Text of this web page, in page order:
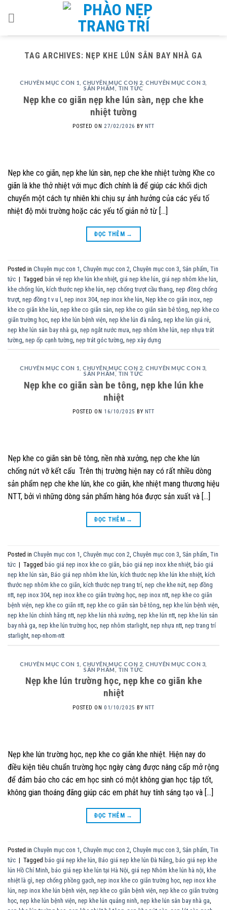
TAG ARCHIVES: NẸP KHE LÚN SÂN BAY NHÀ GA
CHUYÊN MỤC CON 1 ,CHUYÊN MỤC CON 2 ,CHUYÊN MỤC CON 3
SẢN PHẨM , TIN TỨC
Nẹp khe co giãn nẹp khe lún sàn, nẹp che khe
nhiệt tường
POSTED ON 27/02/2026 BY NTT
Nẹp khe co giãn, nẹp khe lún sàn, nẹp che khe nhiệt tường Khe co
giãn là khe thở nhiệt với mục đích chính là để giúp các khối dịch
chuyển một cách tự nhiên khi chịu sự ảnh hưởng của các yếu tố
nhiệt độ môi trường hoặc các yếu tố giản nở từ […]
ĐỌC THÊM →
Posted in Chuyên mục con 1 Chuyên mục con 2 Chuyên mục con 3 Sản phẩm Tin
tức | Tagged bản vẽ nẹp khe lún khe nhiệt giá nẹp khe lún giá nẹp nhôm khe lún
khe chống lún kích thước nẹp khe lún nẹp chống trượt cầu thang nẹp đồng chống
trượt nẹp đồng t v u l nẹp inox 304 nẹp inox khe lún Nẹp khe co giãn inox nẹp
khe co giãn khe lún nẹp khe co giãn sàn nẹp khe co giãn sàn bê tông nẹp khe co
giãn trường học nẹp khe lún bệnh viện nẹp khe lún đà nẵng nẹp khe lún giá rẻ
nẹp khe lún sân bay nhà ga nẹp ngắt nước mưa nẹp nhôm khe lún nẹp nhựa trát
tường nẹp ốp cạnh tường nẹp trát góc tường nẹp xây dựng
CHUYÊN MỤC CON 1 ,CHUYÊN MỤC CON 2 ,CHUYÊN MỤC CON 3
SẢN PHẨM
TIN TỨC
Nẹp khe co giãn sàn be tông, nẹp khe lún khe
nhiệt
POSTED ON 16/10/2025 BY NTT
Nẹp khe co giãn sàn bê tông, nền nhà xưởng, nẹp che khe lún
chống nứt vỡ kết cấu Trên thị trường hiện nay có rất nhiều dòng
sản phẩm nẹp che khe lún, khe co giãn, khe nhiệt mang thương hiệu
NTT, bởi vì những dòng sản phẩm hàng hóa được sản xuất và […]
ĐỌC THÊM →
Posted in Chuyên mục con 1 Chuyên mục con 2 Chuyên mục con 3 Sản phẩm Tin
tức | Tagged báo giá nẹp inox khe co giãn báo giá nẹp inox khe nhiệt báo giá
nẹp khe lún sàn Báo giá nẹp nhôm khe lún kích thước nẹp khe lún khe nhiệt kích
thước nẹp nhôm khe co giãn kích thước nẹp trang trí nẹp che khe nứt nẹp đồng
ntt nẹp inox 304 nẹp inox khe co giãn trường học nẹp inox ntt nẹp khe co giãn
bệnh viện nẹp khe co giãn ntt nẹp khe co giãn sàn bê tông nẹp khe lún bệnh viện
nẹp khe lún chính hãng ntt nẹp khe lún nhà xưởng nẹp khe lún ntt nẹp khe lún sân
bay nhà ga nẹp khe lún trường học nẹp nhôm starlight nẹp nhựa ntt nẹp trang trí
starlight nep-nhom-ntt
CHUYÊN MỤC CON 1 ,CHUYÊN MỤC CON 2 ,CHUYÊN MỤC CON 3
SẢN PHẨM , TIN TỨC
Nẹp khe lún trường học, nẹp khe co giãn khe
nhiệt
POSTED ON 01/10/2025 BY NTT
Nẹp khe lún trường học, nẹp khe co giãn khe nhiệt. Hiện nay do
điều kiện tiêu chuẩn trường học ngày càng được nâng cấp mở rộng
để đảm bảo cho các em học sinh có một không gian học tập tốt,
không gian thoáng đãng giúp các em phát huy tính sáng tạo và […]
ĐỌC THÊM →
Posted in Chuyên mục con 1, Chuyên mục con 2, Chuyên mục con 3, Sản phẩm, Tin
tức | Tagged báo giá nẹp khe lún, Báo giá nẹp khe lún Đà Nẵng, báo giá nẹp khe
lún Hồ Chí Minh, báo giá nẹp khe lún tại Hà Nội, giá nẹp Nhôm khe lún hà nội, khe
nhiệt là gì, nẹp chống phồng gạch, nẹp inox khe co giãn trường học, nẹp inox khe
lún, nẹp inox khe lún bệnh viện, nẹp khe co giãn bệnh viện, nẹp khe co giãn trường
học, nẹp khe lún bệnh viện, nẹp khe lún quảng ninh, nẹp khe lún sân bay nhà ga,